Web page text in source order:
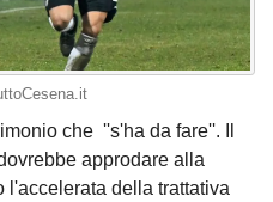
che ''s'ha da fare''. Il
approdare alla
l'accelerata della trattativa